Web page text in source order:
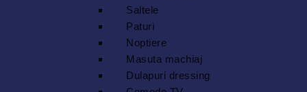
Saltele
Paturi
Noptiere
Masuta machiaj
Dulapuri dressing